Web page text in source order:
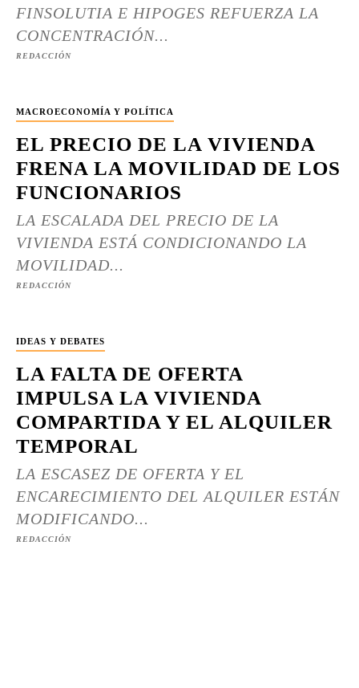
FINSOLUTIA E HIPOGES REFUERZA LA
CONCENTRACIÓN...
REDACCIÓN
MACROECONOMÍA Y POLÍTICA
EL PRECIO DE LA VIVIENDA
FRENA LA MOVILIDAD DE LOS
FUNCIONARIOS
LA ESCALADA DEL PRECIO DE LA
VIVIENDA ESTÁ CONDICIONANDO LA
MOVILIDAD...
REDACCIÓN
IDEAS Y DEBATES
LA FALTA DE OFERTA
IMPULSA LA VIVIENDA
COMPARTIDA Y EL ALQUILER
TEMPORAL
LA ESCASEZ DE OFERTA Y EL
ENCARECIMIENTO DEL ALQUILER ESTÁN
MODIFICANDO...
REDACCIÓN